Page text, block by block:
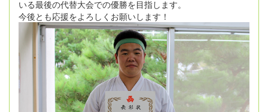
いる最後の代替大会での優勝を目指します。
今後とも応援をよろしくお願いします！